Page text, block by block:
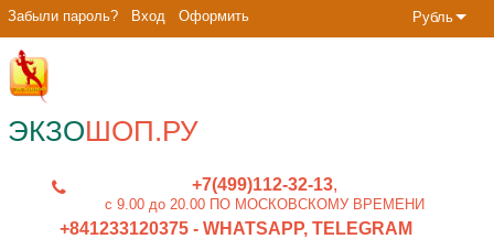
Рубль
Забыли пароль? Вход Оформить
ЭКЗОШОП.РУ
+7(499)112-32-13
c 9.00 до 20.00 ПО МОСКОВСКОМУ ВРЕМЕНИ
+841233120375- WHATSAPP, TELEGRAM